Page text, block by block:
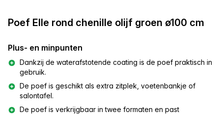
Poef Elle rond chenille olijf groen ø100 cm
Plus- en minpunten
Dankzij de waterafstotende coating is de poef praktisch in
gebruik.
De poef is geschikt als extra zitplek, voetenbankje of
salontafel.
De poef is verkrijgbaar in twee formaten en past